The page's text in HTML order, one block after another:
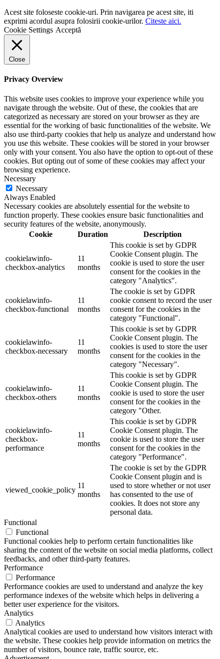
Acest site foloseste cookie-uri. Prin navigarea pe acest site, iti
exprimi acordul asupra folosirii cookie-urilor. Citeste aici.
Cookie Settings Acceptă
Close
Privacy Overview
This website uses cookies to improve your experience while you
navigate through the website. Out of these, the cookies that are
categorized as necessary are stored on your browser as they are
essential for the working of basic functionalities of the website. We
also use third-party cookies that help us analyze and understand how
you use this website. These cookies will be stored in your browser
only with your consent. You also have the option to opt-out of these
cookies. But opting out of some of these cookies may affect your
browsing experience.
Necessary
Necessary
Always Enabled
Necessary cookies are absolutely essential for the website to
function properly. These cookies ensure basic functionalities and
security features of the website, anonymously.
Cookie
Duration Description
cookielawinfo-
checkbox-analytics
11
months
This cookie is set by GDPR
Cookie Consent plugin. The
cookie is used to store the user
consent for the cookies in the
category "Analytics".
cookielawinfo-
checkbox-functional
11
months
The cookie is set by GDPR
cookie consent to record the user
consent for the cookies in the
category "Functional".
cookielawinfo-
checkbox-necessary
11
months
This cookie is set by GDPR
Cookie Consent plugin. The
cookies is used to store the user
consent for the cookies in the
category "Necessary".
cookielawinfo-
checkbox-others
11
months
This cookie is set by GDPR
Cookie Consent plugin. The
cookie is used to store the user
consent for the cookies in the
category "Other.
cookielawinfo-
checkbox-
performance
11
months
This cookie is set by GDPR
Cookie Consent plugin. The
cookie is used to store the user
consent for the cookies in the
category "Performance".
viewed_cookie_policy
11
months
The cookie is set by the GDPR
Cookie Consent plugin and is
used to store whether or not user
has consented to the use of
cookies. It does not store any
personal data.
Functional
Functional
Functional cookies help to perform certain functionalities like
sharing the content of the website on social media platforms, collect
feedbacks, and other third-party features.
Performance
Performance
Performance cookies are used to understand and analyze the key
performance indexes of the website which helps in delivering a
better user experience for the visitors.
Analytics
Analytics
Analytical cookies are used to understand how visitors interact with
the website. These cookies help provide information on metrics the
number of visitors, bounce rate, traffic source, etc.